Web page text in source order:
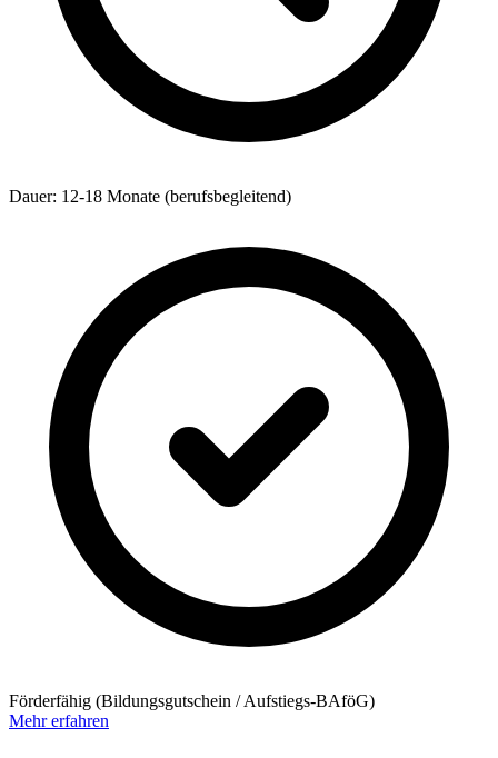
Dauer: 12-18 Monate (berufsbegleitend)
Förderfähig (Bildungsgutschein / Aufstiegs-BAföG)
Mehr erfahren